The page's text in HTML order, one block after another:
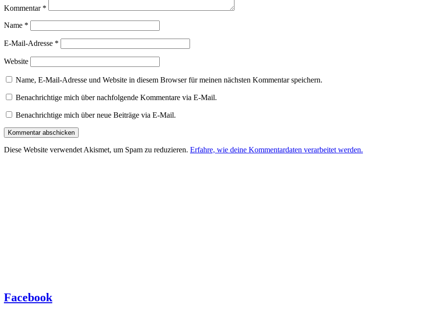
Kommentar *
Name *
E-Mail-Adresse *
Website
Name, E-Mail-Adresse und Website in diesem Browser für meinen nächsten Kommentar speichern.
Benachrichtige mich über nachfolgende Kommentare via E-Mail.
Benachrichtige mich über neue Beiträge via E-Mail.
Diese Website verwendet Akismet, um Spam zu reduzieren. Erfahre, wie deine Kommentardaten verarbeitet werden.
Facebook